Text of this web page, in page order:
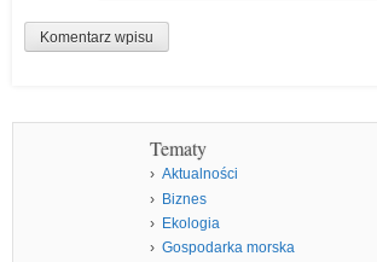
Tematy
Aktualności
Biznes
Ekologia
Gospodarka morska